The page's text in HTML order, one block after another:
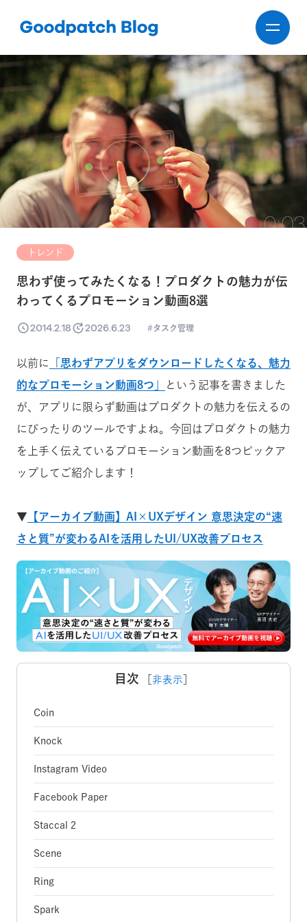
トレンド
思わず使ってみたくなる！プロダクトの魅力が伝
わってくるプロモーション動画8選
2014.2.18 2026.6.23 タスク管理
以前に
「思わずアプリをダウンロードしたくなる、魅力
的なプロモーション動画8つ」
という記事を書きました
が、アプリに限らず動画はプロダクトの魅力を伝えるの
にぴったりのツールですよね。今回はプロダクトの魅力
を上手く伝えているプロモーション動画を8つピックア
ップしてご紹介します！
▼ 【アーカイブ動画】AI×UXデザイン 意思決定の“速
さと質”が変わるAIを活用したUI/UX改善プロセス
目次 非表示
Coin
Knock
Instagram Video
Facebook Paper
Staccal 2
Scene
Ring
Spark